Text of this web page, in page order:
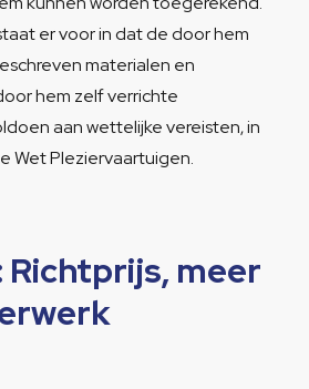
er voor in dat de door hem
materialen en
hem zelf verrichte
aan wettelijke vereisten, in
Wet Pleziervaartuigen.
Richtprijs, meer